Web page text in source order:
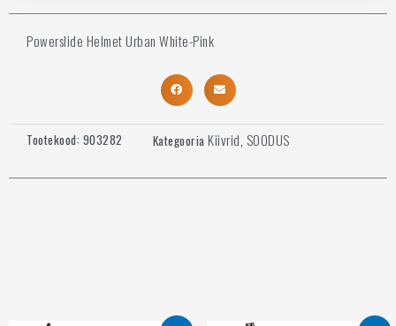
Powerslide Helmet Urban White-Pink
Tootekood: 903282 Kategooria Kiivrid, SOODUS